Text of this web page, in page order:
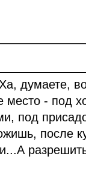
Ха, думаете,
- под
под
после